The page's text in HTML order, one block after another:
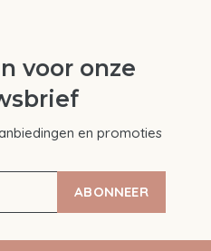
voor onze
en promoties
ABONNEER